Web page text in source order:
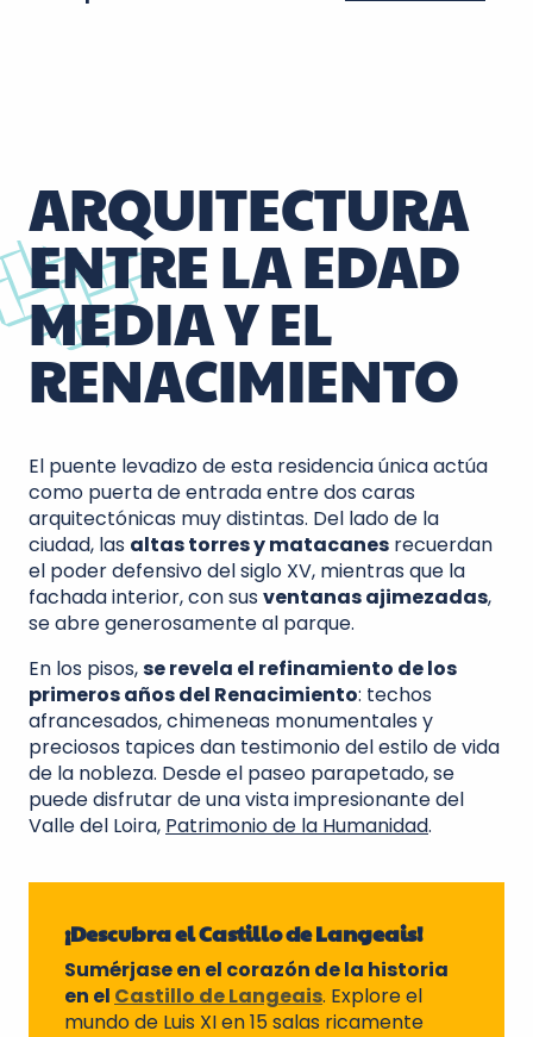
ARQUITECTURA
ENTRE LA EDAD
MEDIA Y EL
RENACIMIENTO
El puente levadizo de esta residencia única actúa
como puerta de entrada entre dos caras
arquitectónicas muy distintas. Del lado de la
ciudad, las altas torres y matacanes recuerdan
el poder defensivo del siglo XV, mientras que la
fachada interior, con susventanas ajimezadas,
se abre generosamente al parque.
En los pisos,se revela el refinamiento de los
primeros años del Renacimiento: techos
afrancesados, chimeneas monumentales y
preciosos tapices dan testimonio del estilo de vida
de la nobleza. Desde el paseo parapetado, se
puede disfrutar de una vista impresionante del
Valle del Loira, Patrimonio de la Humanidad.
¡Descubra el Castillo de Langeais!
Sumérjase en el corazón de la historia
en el Castillo de Langeais. Explore el
mundo de Luis XI en 15 salas ricamente